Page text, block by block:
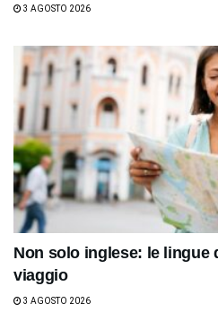
3 AGOSTO 2026
Non solo inglese: le lingue
viaggio
3 AGOSTO 2026